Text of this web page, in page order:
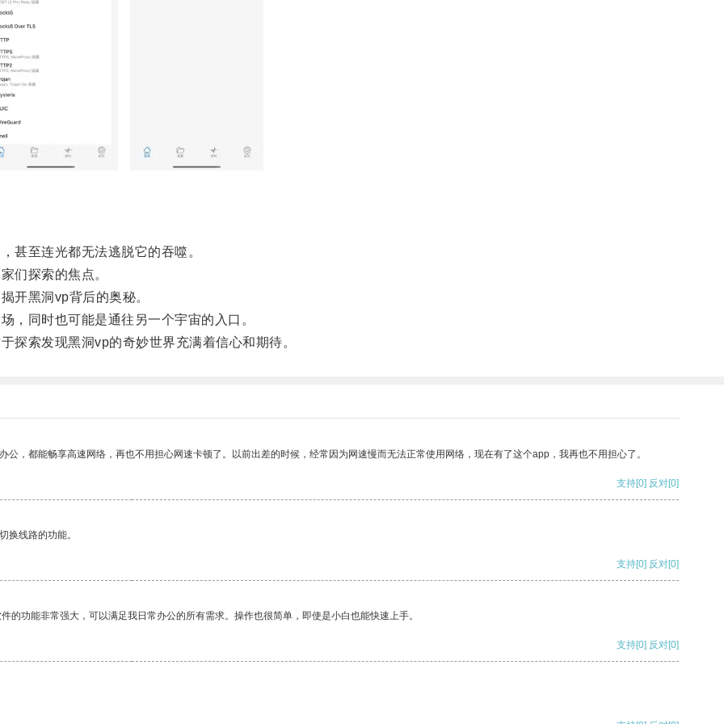
至连光都无法逃脱它的吞噬。
探索的焦点。
黑洞vp背后的奥秘。
同时也可能是通往另一个宇宙的入口。
索发现黑洞vp的奇妙世界充满着信心和期待。
，都能畅享高速网络，再也不用担心网速卡顿了。以前出差的时候，经常因为网速慢而无法正常使用网络，现在有了这个app，我再也不用担心了。
支持[0] 反对[0]
换线路的功能。
支持[0] 反对[0]
功能非常强大，可以满足我日常办公的所有需求。操作也很简单，即使是小白也能快速上手。
支持[0] 反对[0]